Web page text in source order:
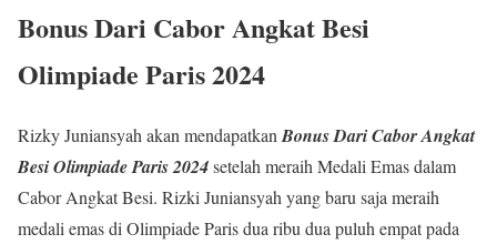
Bonus Dari Cabor Angkat Besi
Olimpiade Paris 2024
Rizky Juniansyah akan mendapatkan Bonus Dari Cabor Angkat
Besi Olimpiade Paris 2024setelah meraih Medali Emas dalam
Cabor Angkat Besi. Rizki Juniansyah yang baru saja meraih
medali emas di Olimpiade Paris dua ribu dua puluh empat pada